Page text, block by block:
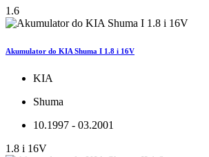
1.6
Akumulator do KIA Shuma I 1.8 i 16V
KIA
Shuma
10.1997 - 03.2001
1.8 i 16V